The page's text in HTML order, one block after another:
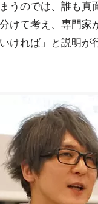
うのでは、誰も
けて考え、専門
ければ」と説明が